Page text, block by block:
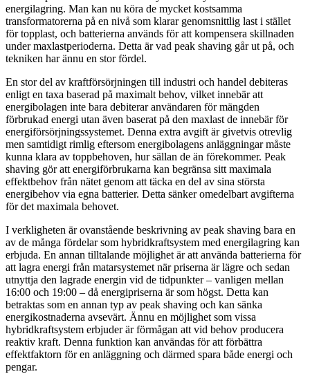
energilagring. Man kan nu köra de mycket kostsamma
transformatorerna på en nivå som klarar genomsnittlig last i stället
för topplast, och batterierna används för att kompensera skillnaden
under maxlastperioderna. Detta är vad peak shaving går ut på, och
tekniken har ännu en stor fördel.
En stor del av kraftförsörjningen till industri och handel debiteras
enligt en taxa baserad på maximalt behov, vilket innebär att
energibolagen inte bara debiterar användaren för mängden
förbrukad energi utan även baserat på den maxlast de innebär för
energiförsörjningssystemet. Denna extra avgift är givetvis otrevlig
men samtidigt rimlig eftersom energibolagens anläggningar måste
kunna klara av toppbehoven, hur sällan de än förekommer. Peak
shaving gör att energiförbrukarna kan begränsa sitt maximala
effektbehov från nätet genom att täcka en del av sina största
energibehov via egna batterier. Detta sänker omedelbart avgifterna
för det maximala behovet.
I verkligheten är ovanstående beskrivning av peak shaving bara en
av de många fördelar som hybridkraftsystem med energilagring kan
erbjuda. En annan tilltalande möjlighet är att använda batterierna för
att lagra energi från matarsystemet när priserna är lägre och sedan
utnyttja den lagrade energin vid de tidpunkter – vanligen mellan
16:00 och 19:00 – då energipriserna är som högst. Detta kan
betraktas som en annan typ av peak shaving och kan sänka
energikostnaderna avsevärt. Ännu en möjlighet som vissa
hybridkraftsystem erbjuder är förmågan att vid behov producera
reaktiv kraft. Denna funktion kan användas för att förbättra
effektfaktorn för en anläggning och därmed spara både energi och
pengar.